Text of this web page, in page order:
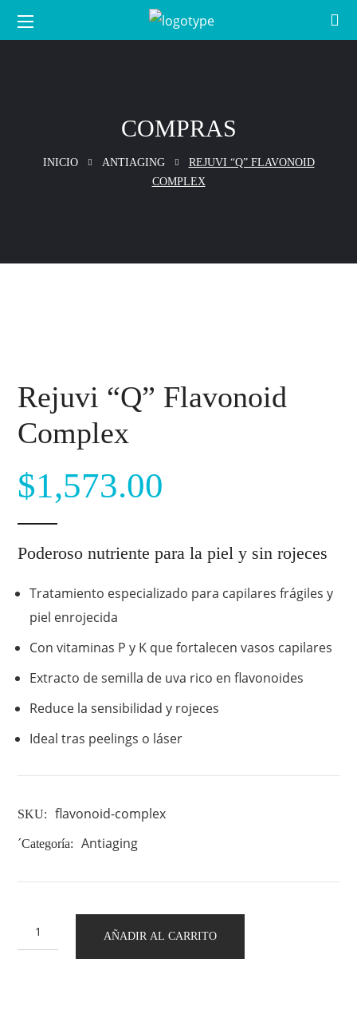
COMPRAS
INICIO ANTIAGING
REJUVI “Q” FLAVONOID
COMPLEX
Rejuvi “Q” Flavonoid
Complex
$1,573.00
Poderoso nutriente para la piel y sin rojeces
Tratamiento especializado para capilares frágiles y
piel enrojecida
Con vitaminas P y K que fortalecen vasos capilares
Extracto de semilla de uva rico en flavonoides
Reduce la sensibilidad y rojeces
Ideal tras peelings o láser
SKU: flavonoid-complex
´Categoría: Antiaging
AÑADIR AL CARRITO